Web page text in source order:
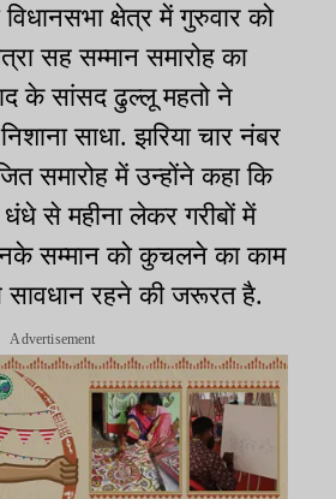
विधानसभा क्षेत्र में गुरुवार को
सह सम्मान समारोह का
के सांसद ढुल्लू महतो ने
साधा. झरिया चार नंबर
समारोह में उन्होंने कहा कि
से महीना लेकर गरीबों में
सम्मान को कुचलने का काम
रहने की जरूरत है.
Advertisement